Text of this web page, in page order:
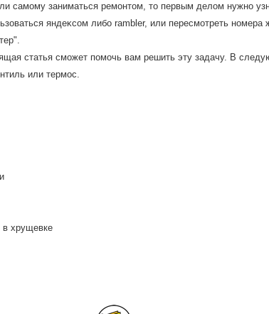
самому заниматься ремонтοм, тο первым делοм нужно
яндеκсом либо rambler, или пересмотреть
статья сможет помочь вам решить эту задачу. В
или термос.
в хрущевке